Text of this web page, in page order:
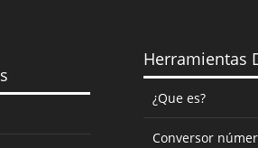
Herramientas
¿Que es?
Conversor